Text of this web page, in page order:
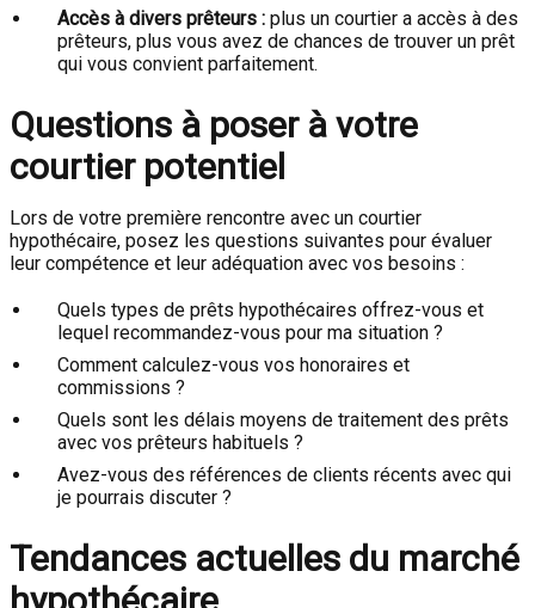
Accès à divers prêteurs : plus un courtier a accès à des
prêteurs, plus vous avez de chances de trouver un prêt
qui vous convient parfaitement.
Questions à poser à votre
courtier potentiel
Lors de votre première rencontre avec un courtier
hypothécaire, posez les questions suivantes pour évaluer
leur compétence et leur adéquation avec vos besoins :
Quels types de prêts hypothécaires offrez-vous et
lequel recommandez-vous pour ma situation ?
Comment calculez-vous vos honoraires et
commissions ?
Quels sont les délais moyens de traitement des prêts
avec vos prêteurs habituels ?
Avez-vous des références de clients récents avec qui
je pourrais discuter ?
Tendances actuelles du marché